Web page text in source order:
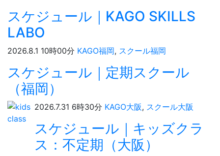
スケジュール｜KAGO SKILLS
LABO
2026.8.1 10時00分 KAGO福岡, スクール福岡
スケジュール｜定期スクール
（福岡）
2026.7.31 6時30分 KAGO大阪, スクール大阪
スケジュール｜キッズクラ
ス：不定期（大阪）